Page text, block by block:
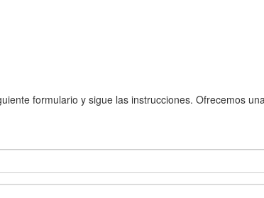
formulario y sigue las instrucciones. Ofrecemos